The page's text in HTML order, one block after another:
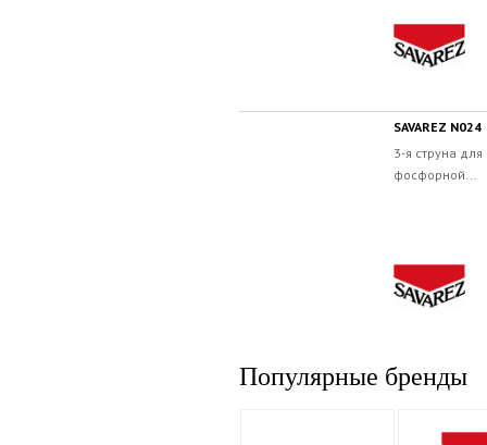
SAVAREZ N024
3-я струна
фосфорной...
Популярные бренды